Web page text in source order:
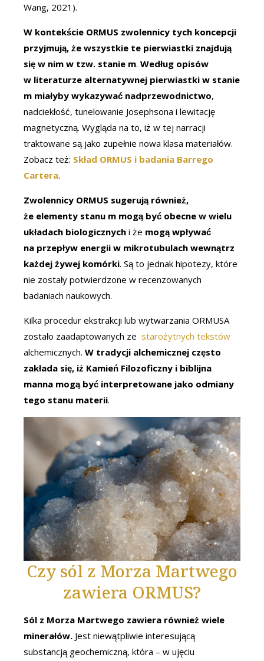
Wang, 2021).
W kontekście ORMUS zwolennicy tych koncepcji
przyjmują, że wszystkie te pierwiastki znajdują
się w nim w tzw. stanie m. Według opisów
w literaturze alternatywnej pierwiastki w stanie
m miałyby wykazywać nadprzewodnictwo,
nadciekłość, tunelowanie Josephsona i lewitację
magnetyczną. Wygląda na to, iż w tej narracji
traktowane są jako zupełnie nowa klasa materiałów.
Zobacz też: Skład ORMUS i badania Barrego
Cartera.
Zwolennicy ORMUS sugerują również,
że elementy stanu m mogą być obecne w wielu
układach biologicznych i że mogą wpływać
na przepływ energii w mikrotubulach wewnątrz
każdej żywej komórki. Są to jednak hipotezy, które
nie zostały potwierdzone w recenzowanych
badaniach naukowych.
Kilka procedur ekstrakcji lub wytwarzania ORMUSA
zostało zaadaptowanych ze starożytnych tekstów
alchemicznych. W tradycji alchemicznej często
zakłada się, iż Kamień Filozoficzny i biblijna
manna mogą być interpretowane jako odmiany
tego stanu materii.
Czy sól z Morza Martwego
zawiera ORMUS?
Sól z Morza Martwego zawiera również wiele
minerałów. Jest niewątpliwie interesującą
substancją geochemiczną, która – w ujęciu